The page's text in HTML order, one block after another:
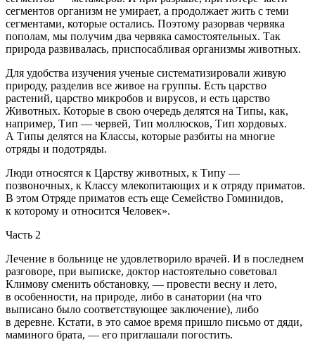
сегментов организм не умирает, а продолжает жить с теми
сегментами, которые остались. Поэтому разорвав червяка
пополам, мы получим два червяка самостоятельных. Так
природа развивалась, приспосабливая организмы животных.
Для удобства изучения ученые систематизировали живую
природу, разделив все живое на группы. Есть царство
растений, царство микробов и вирусов, и есть царство
Животных. Которые в свою очередь делятся на Типы, как,
например, Тип — червей, Тип моллюсков, Тип хордовых.
А Типы делятся на Классы, которые разбиты на многие
отряды и подотряды.
Люди относятся к Царству животных, к Типу —
позвоночных, к Классу млекопитающих и к отряду приматов.
В этом Отряде приматов есть еще Семейство Гоминидов,
к которому и относится Человек».
Часть 2
Лечение в больнице не удовлетворило врачей. И в последнем
разговоре, при выписке, доктор настоятельно советовал
Климову сменить обстановку, — провести весну и лето,
в особенности, на природе, либо в санатории (на что
выписано было соответствующее заключение), либо
в деревне. Кстати, в это самое время пришло письмо от дяди,
маминого брата, — его приглашали погостить.